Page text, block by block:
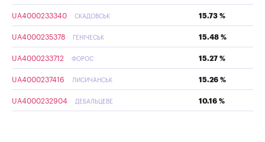
UA4000233340 СКАДОВСЬК 15.73 %
UA4000235378 ГЕНІЧЕСЬК 15.48 %
UA4000233712 ФОРОС 15.27 %
UA4000237416 ЛИСИЧАНСЬК 15.26 %
UA4000232904 ДЕБАЛЬЦЕВЕ 10.16 %